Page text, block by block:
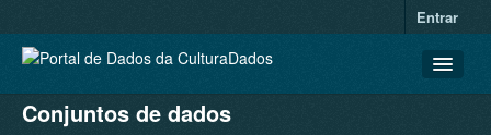
Entrar
CONJUNTOS DE DADOS
Conjuntos de dados